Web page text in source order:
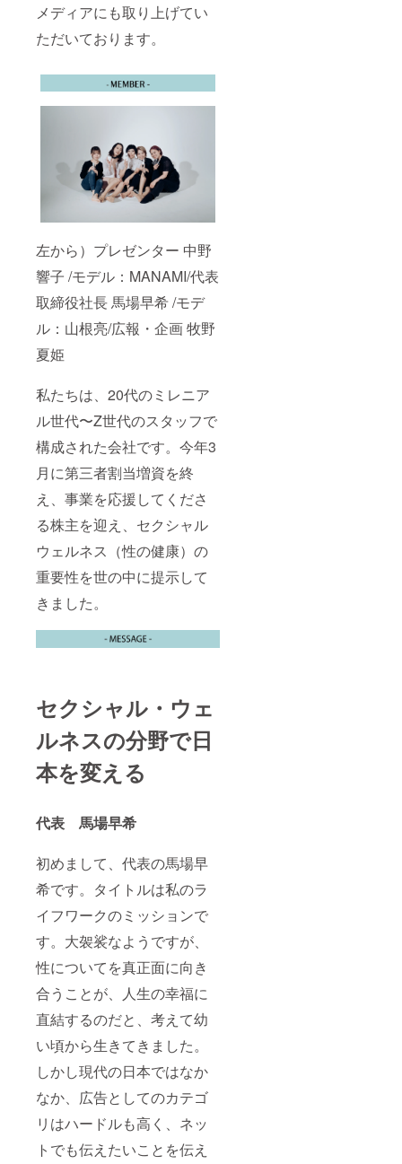
メディアにも取り上げてい
ただいております。
左から）プレゼンター 中野
響子 /モデル：MANAMI/代表
取締役社長 馬場早希 /モデ
ル：山根亮/広報・企画 牧野
夏姫
私たちは、20代のミレニア
ル世代〜Z世代のスタッフで
構成された会社です。今年3
月に第三者割当増資を終
え、事業を応援してくださ
る株主を迎え、セクシャル
ウェルネス（性の健康）の
重要性を世の中に提示して
きました。
セクシャル・ウェ
ルネスの分野で日
本を変える
代表 馬場早希
初めまして、代表の馬場早
希です。タイトルは私のラ
イフワークのミッションで
す。大袈裟なようですが、
性についてを真正面に向き
合うことが、人生の幸福に
直結するのだと、考えて幼
い頃から生きてきました。
しかし現代の日本ではなか
なか、広告としてのカテゴ
リはハードルも高く、ネッ
トでも伝えたいことを伝え